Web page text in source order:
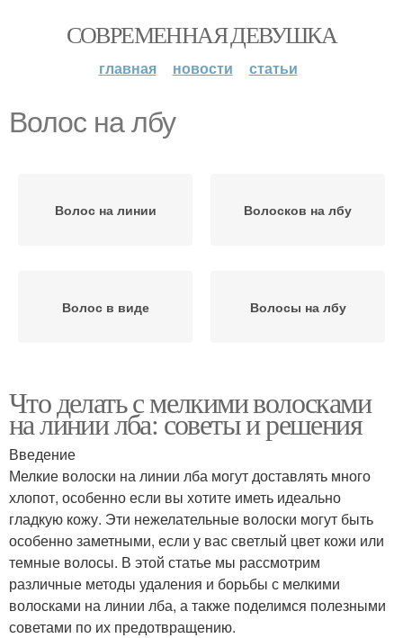
СОВРЕМЕННАЯ ДЕВУШКА
главная новости статьи
Волос на лбу
Волос на линии Волосков на лбу
Волос в виде Волосы на лбу
Что делать с мелкими волосками
на линии лба: советы и решения
Введение
Мелкие волоски на линии лба могут доставлять много
хлопот, особенно если вы хотите иметь идеально
гладкую кожу. Эти нежелательные волоски могут быть
особенно заметными, если у вас светлый цвет кожи или
темные волосы. В этой статье мы рассмотрим
различные методы удаления и борьбы с мелкими
волосками на линии лба, а также поделимся полезными
советами по их предотвращению.